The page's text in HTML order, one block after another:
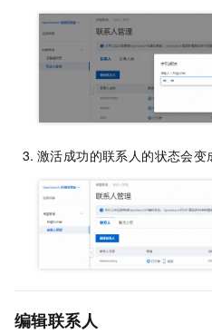
激活成功的联系人的状态会变
编辑联系人